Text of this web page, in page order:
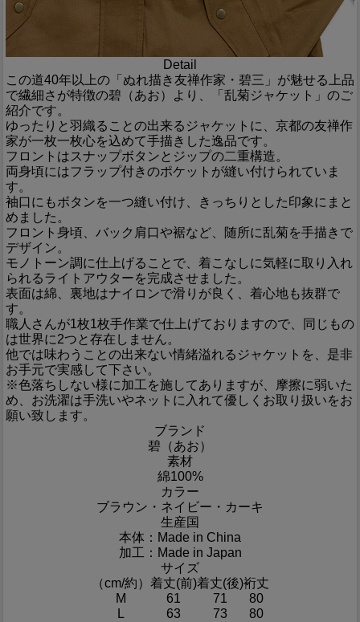
Detail
この道40年以上の「ぬれ描き友禅作家・碧三」が魅せる上品
で繊細さが特徴の碧（あお）より、「乱菊ジャケット」のご
紹介です。
ゆったりと羽織ることの出来るジャケットに、京都の友禅作
家が一枚一枚心を込めて手描きした逸品です。
フロントはスナップボタンとジップの二重構造。
両身頃にはフラップ付きのポケットが縫い付けられていま
す。
袖口にもボタンを一つ縫い付け、きっちりとした印象にまと
めました。
フロント身頃、バック肩口や裾など、随所に乱菊を手描きで
デザイン。
モノトーン調に仕上げることで、着こなしに気軽に取り入れ
られるライトアウターを完成させました。
表面は綿、裏地はナイロンで滑りが良く、着心地も抜群で
す。
職人さんが1枚1枚手作業で仕上げておりますので、同じもの
は世界に2つと存在しません。
他では味わうことの出来ない情緒溢れるジャケットを、是非
お手元で実感して下さい。
※色落ちしない様に加工を施してありますが、摩擦に弱いた
め、お洗濯は手洗いやネットに入れて優しくお取り扱いをお
願い致します。
ブランド
碧（あお）
素材
綿100%
カラー
ブラウン・ネイビー・カーキ
生産国
本体：Made in China
加工：Made in Japan
サイズ
（cm/約） 着丈(前)着丈(後)裄丈
M
61 71
80
L
63 73
80